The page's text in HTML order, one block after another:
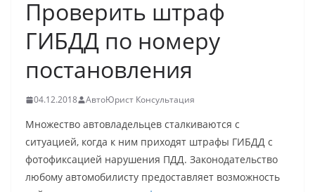
Проверить штраф
ГИБДД по номеру
постановления
04.12.2018 АвтоЮрист Консультация
Множество автовладельцев сталкиваются с
ситуацией, когда к ним приходят штрафы ГИБДД с
фотофиксацией нарушения ПДД. Законодательство
любому автомобилисту предоставляет возможность